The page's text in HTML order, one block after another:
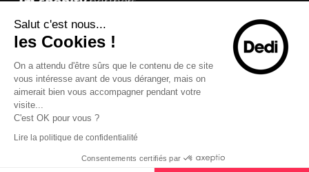
Salut c'est nous...
les Cookies !
On a attendu d'être sûrs que le contenu de ce site
vous intéresse avant de vous déranger, mais on
aimerait bien vous accompagner pendant votre
visite...
C'est OK pour vous ?
Lire la politique de confidentialité
Consentements certifiés par